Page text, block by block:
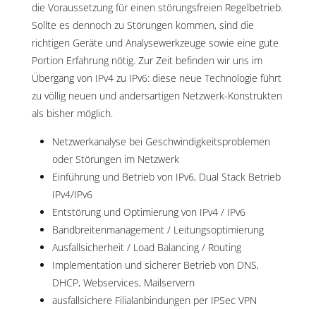
die Voraussetzung für einen störungsfreien Regelbetrieb.
Sollte es dennoch zu Störungen kommen, sind die
richtigen Geräte und Analysewerkzeuge sowie eine gute
Portion Erfahrung nötig. Zur Zeit befinden wir uns im
Übergang von IPv4 zu IPv6: diese neue Technologie führt
zu völlig neuen und andersartigen Netzwerk-Konstrukten
als bisher möglich.
Netzwerkanalyse bei Geschwindigkeitsproblemen
oder Störungen im Netzwerk
Einführung und Betrieb von IPv6, Dual Stack Betrieb
IPv4/IPv6
Entstörung und Optimierung von IPv4 / IPv6
Bandbreitenmanagement / Leitungsoptimierung
Ausfallsicherheit / Load Balancing / Routing
Implementation und sicherer Betrieb von DNS,
DHCP, Webservices, Mailservern
ausfallsichere Filialanbindungen per IPSec VPN